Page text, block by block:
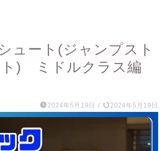
ュート(ジャンプスト
ト) ミドルクラス編
2024年5月19日 / 2024年5月19日